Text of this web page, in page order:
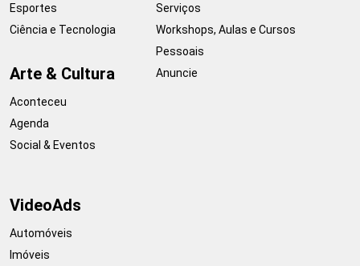
Esportes
Ciência e Tecnologia
Arte & Cultura
Aconteceu
Agenda
Social & Eventos
Serviços
Workshops, Aulas e Cursos
Pessoais
Anuncie
VideoAds
Automóveis
Imóveis